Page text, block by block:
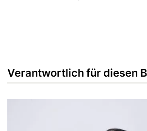
Verantwortlich für diesen